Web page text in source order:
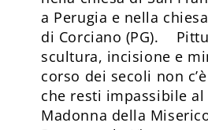
a Perugia e nella
di Corciano (PG).
scultura, incisione e
corso dei secoli non
che resti impassibile
Madonna della